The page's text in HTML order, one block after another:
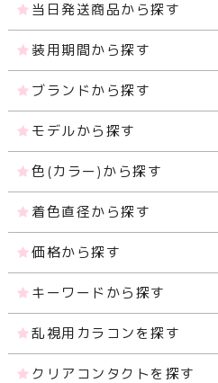
当日発送商品から探す
装用期間から探す
ブランドから探す
モデルから探す
色(カラー)から探す
着色直径から探す
価格から探す
キーワードから探す
乱視用カラコンを探す
クリアコンタクトを探す